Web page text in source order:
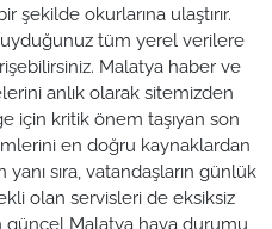
şekilde okurlarına ulaştırır.
tüm yerel verilere
Malatya haber ve
anlık olarak sitemizden
için kritik önem taşıyan son
en doğru kaynaklardan
yanı sıra, vatandaşların günlük
olan servisleri de eksiksiz
güncel Malatya hava durumu